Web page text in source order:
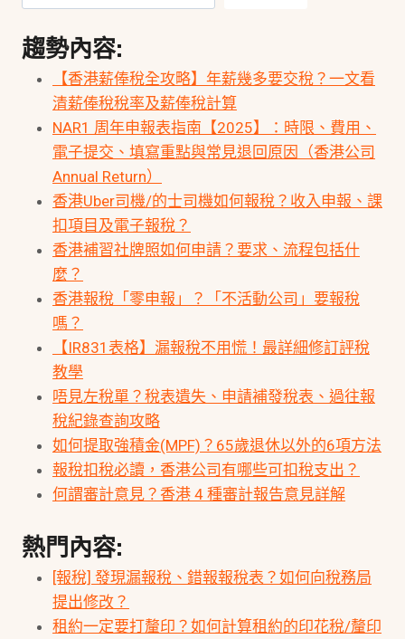
趨勢內容:
【香港薪俸稅全攻略】年薪幾多要交稅？一文看
清薪俸稅稅率及薪俸稅計算
NAR1 周年申報表指南【2025】：時限、費用、
電子提交、填寫重點與常見退回原因（香港公司
Annual Return）
香港Uber司機/的士司機如何報稅？收入申報、課
扣項目及電子報稅？
香港補習社牌照如何申請？要求、流程包括什
麼？
香港報稅「零申報」？「不活動公司」要報稅
嗎？
【IR831表格】漏報稅不用慌！最詳細修訂評稅
教學
唔見左稅單？稅表遺失、申請補發稅表、過往報
稅紀錄查詢攻略
如何提取強積金(MPF)？65歲退休以外的6項方法
報稅扣稅必讀，香港公司有哪些可扣稅支出？
何謂審計意見？香港 4 種審計報告意見詳解
熱門內容:
[報稅] 發現漏報稅、錯報報稅表？如何向稅務局
提出修改？
租約一定要打釐印？如何計算租約的印花稅/釐印